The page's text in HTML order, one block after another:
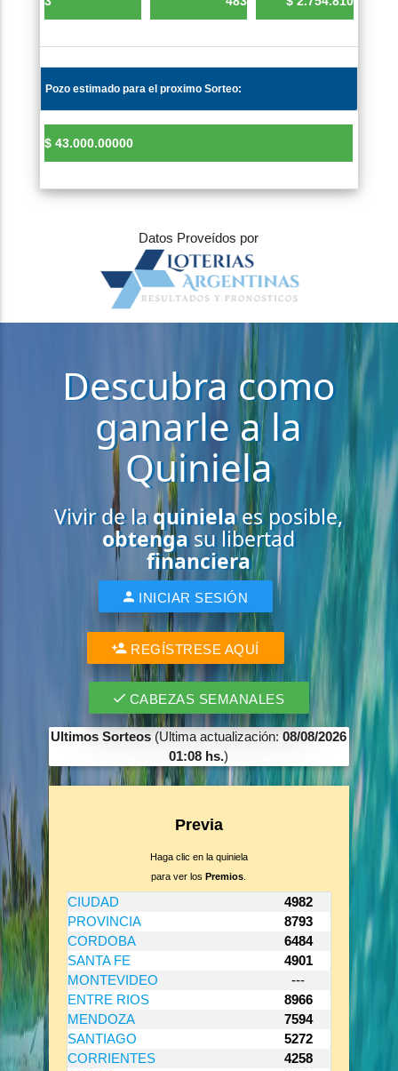
Pozo estimado para el proximo Sorteo:
Datos Proveídos por
Descubra como
ganarle a la
Quiniela
Vivir de laquinielaes posible,
obtengasu libertad
financiera
INICIAR SESIÓN
REGÍSTRESE AQUÍ
CABEZAS SEMANALES
Ultimos Sorteos (Ultima actualización:08/08/2026
01:08 hs.)
Previa
Haga clic en la quiniela
para ver losPremios
CIUDAD
4982
PROVINCIA
8793
CORDOBA
6484
SANTA FE
4901
MONTEVIDEO
---
ENTRE RIOS
8966
MENDOZA
7594
SANTIAGO
5272
CORRIENTES
4258